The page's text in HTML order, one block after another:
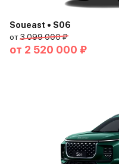
Soueast • S06
от3 099 000 ₽
от 2 520 000 ₽